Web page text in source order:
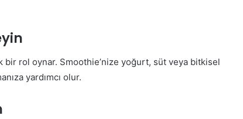
rol oynar. Smoothie’nize yoğurt, süt veya bitkisel
yardımcı olur.